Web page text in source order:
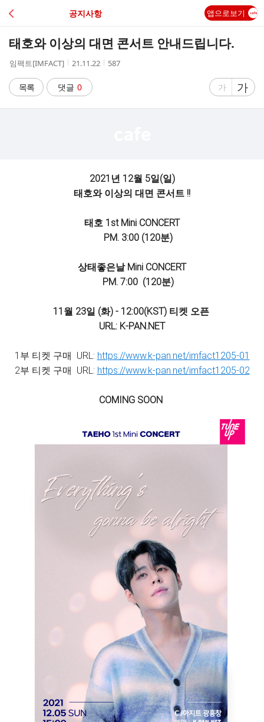
C
A
공지사항 앱으로보기
태호와 이상의 대면 콘서트 안내드립니다.
작
자
임팩트[IMFACT]
작
시
간
21.11.22
조
587
목록 댓글 0
글
가
글
자
가
2021년 12월 5일(일)
태호와 이상의 대면 콘서트 !!
태호 1st Mini CONCERT
PM. 3:00 (120분)
상태좋은날 Mini CONCERT
PM. 7:00 (120분)
11월 23일 (화) - 12:00(KST) 티켓 오픈
URL: K-PAN.NET
1부 티켓 구매 URL: https://www.k-pan.net/imfact1205-01
2부 티켓 구매 URL: https://www.k-pan.net/imfact1205-02
COMING SOON